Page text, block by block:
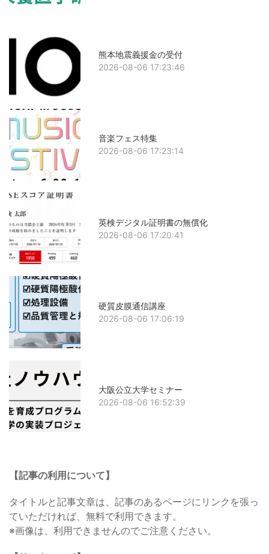
熊本地震義援金の受付
2026-08-06 17:23:46
音楽フェス特集
2026-08-06 17:23:14
英検デジタル証明書の無償化
2026-08-06 17:20:41
硬質皮膜通信講座
2026-08-06 17:06:19
大阪公立大学セミナー
2026-08-06 16:52:39
【記事の利用について】
タイトルと記事文章は、記事のあるページにリンクを張っ
ていただければ、無料で利用できます。
※画像は、利用できませんのでご注意ください。